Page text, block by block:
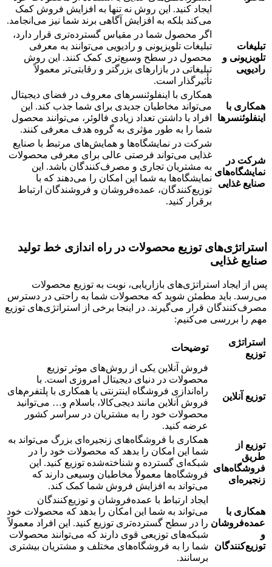
ایجاد کنید. این روش نه تنها به افزایش فروش کمک
می‌کند بلکه به افزایش آگاهی برند شما نیز می‌انجامد.
تبلیغات
تلویزیونی و
رادیویی
اگر محصول شما در مقیاس گسترده‌تری قرار دارد،
تبلیغات تلویزیونی و رادیویی می‌توانند به معرفی
محصول در سطح وسیع‌تری کمک کنند. این روش
تبلیغاتی در بازارهای بزرگتر و رقابتی‌تر معمولاً
تأثیرگذار است.
همکاری با
اینفلوئنسرها
همکاری با اینفلوئنسرهای معروف در فضای دیجیتال
می‌تواند مخاطبان جدیدی برای شما جذب کند. این
افراد با داشتن تعداد زیادی فالوئر، می‌توانند محصول
شما را به طور مؤثری به گروه هدف معرفی کنند.
شرکت در
نمایشگاه‌های
صنایع غذایی
شرکت در نمایشگاه‌ها و همایش‌های مرتبط با صنایع
غذایی می‌تواند فرصتی عالی برای معرفی محصولات
به مشتریان تجاری و مصرف‌کنندگان باشد. این
نمایشگاه‌ها به شما این امکان را می‌دهند که با
توزیع‌کنندگان، عمده‌فروشان و فروشندگان ارتباط
برقرار کنید.
استراتژی‌های توزیع محصولات در راه اندازی خط تولید
صنایع غذایی
پس از ایجاد استراتژی‌های بازاریابی، نوبت به توزیع محصولات
می‌رسد. باید مطمئن شوید که محصولات شما به راحتی در دسترس
مصرف‌کنندگان قرار می‌گیرند. در اینجا برخی از استراتژی‌های توزیع
مهم را بررسی می‌کنیم:
استراتژی
توزیع
توضیحات
توزیع آنلاین
فروش آنلاین یکی از روش‌های موثر توزیع
محصولات در دنیای دیجیتال امروزی است. با
راه‌اندازی فروشگاه اینترنتی یا همکاری با پلتفرم‌های
فروش آنلاین مانند دیجی‌کالا، باسلام و… می‌توانید
محصولات خود را به مشتریان در سراسر کشور
عرضه کنید.
توزیع از
طریق
فروشگاه‌های
زنجیره‌ای
همکاری با فروشگاه‌های زنجیره‌ای بزرگ می‌تواند به
شما این امکان را بدهد که محصولات خود را در
شبکه‌ای گسترده و شناخته‌شده توزیع کنید. این
فروشگاه‌ها معمولاً مخاطبان وسیعی دارند که
می‌تواند به افزایش فروش شما کمک کند.
همکاری با
عمده‌فروشان
و
توزیع‌کنندگان
ایجاد ارتباط با عمده‌فروشان و توزیع‌کنندگان
می‌تواند به شما این امکان را بدهد که محصولات خود
را در سطح گسترده‌تری توزیع کنید. این افراد معمولاً
شبکه‌های توزیعی قوی دارند که می‌توانند محصولات
شما را به فروشگاه‌های مختلف و مشتریان بیشتری
برسانند.